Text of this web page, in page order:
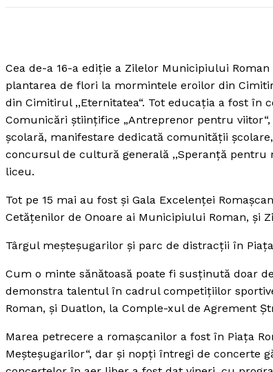
Cea de-a 16-a ediţie a Zilelor Municipiului
plantarea de flori la mormintele eroilor din
din Cimitirul ,,Eternitatea“. Tot educaţia a fost în
Comunicări ştiinţifice „Antreprenor pentru viitor“,
şcolară, manifestare dedicată comunităţii
concursul de cultură generală ,,Speranţă pentru
liceu.
Tot pe 15 mai au fost şi Gala Excelenţei
Cetăţenilor de Onoare ai Municipiului Roman, şi
Târgul meşteşugarilor şi parc de distracţii în Piaţa
Cum o minte sănătoasă poate fi susţinută doar
demonstra talentul în cadrul competiţiilor
Roman, şi Duatlon, la Comple-xul de Agrement
Marea petrecere a romaşcanilor a fost în Piaţa
Meşteşugarilor“, dar şi nopţi întregi de